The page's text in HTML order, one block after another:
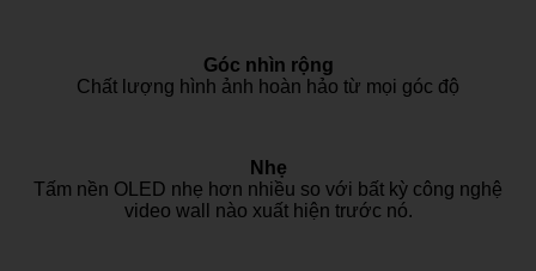
Góc nhìn rộng
Chất lượng hình ảnh hoàn hảo từ mọi góc độ
Nhẹ
Tấm nền OLED nhẹ hơn nhiều so với bất kỳ công nghệ
video wall nào xuất hiện trước nó.